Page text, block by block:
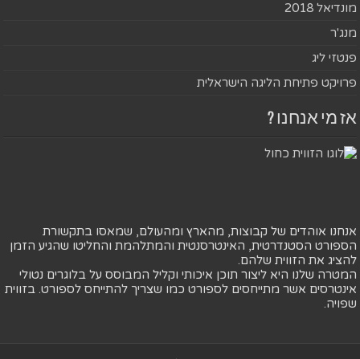
מונדיאל 2018
מנג'ר
פנטזי ליג
פרויקט פתיחת הליגה הישראלית
אז מי אנחנו ?
אנחנו אוהדים של קבוצות, מהארץ ומהעולם, שמאסו בתקשורת
הספורט הסטנדרטית, האינטרסנטית והמתלהמת והחליטו שהגיע הזמן
להציג את הזווית שלהם.
המטרה שלנו היא ליצור תוכן איכותי וקליל המבוסס על בלוגרים נטולי
אינטרסים אשר מתייחסים לספורט כמו שצריך להתייחס לספורט. בזווית
שפויה.